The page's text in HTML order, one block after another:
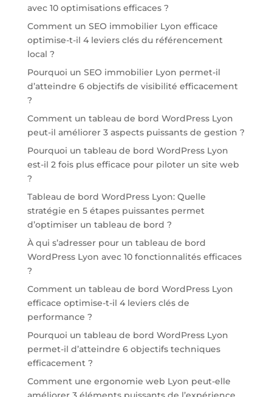
avec 10 optimisations efficaces ?
Comment un SEO immobilier Lyon efficace
optimise-t-il 4 leviers clés du référencement
local ?
Pourquoi un SEO immobilier Lyon permet-il
d’atteindre 6 objectifs de visibilité efficacement
?
Comment un tableau de bord WordPress Lyon
peut-il améliorer 3 aspects puissants de gestion ?
Pourquoi un tableau de bord WordPress Lyon
est-il 2 fois plus efficace pour piloter un site web
?
Tableau de bord WordPress Lyon: Quelle
stratégie en 5 étapes puissantes permet
d’optimiser un tableau de bord ?
À qui s’adresser pour un tableau de bord
WordPress Lyon avec 10 fonctionnalités efficaces
?
Comment un tableau de bord WordPress Lyon
efficace optimise-t-il 4 leviers clés de
performance ?
Pourquoi un tableau de bord WordPress Lyon
permet-il d’atteindre 6 objectifs techniques
efficacement ?
Comment une ergonomie web Lyon peut-elle